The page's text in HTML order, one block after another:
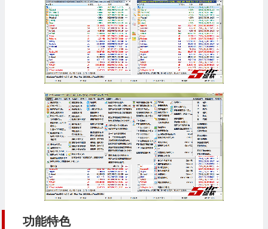
功能特色